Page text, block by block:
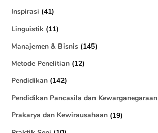
Inspirasi (41)
Linguistik (11)
Manajemen & Bisnis (145)
Metode Penelitian (12)
Pendidikan (142)
Pendidikan Pancasila dan Kewarganegaraan
Prakarya dan Kewirausahaan (19)